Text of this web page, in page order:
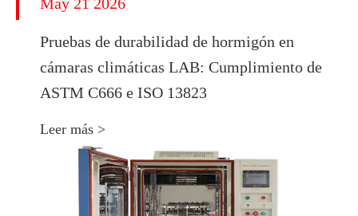
Pruebas de durabilidad de hormigón en
cámaras climáticas LAB: Cumplimiento de
ASTM C666 e ISO 13823
Leer más >